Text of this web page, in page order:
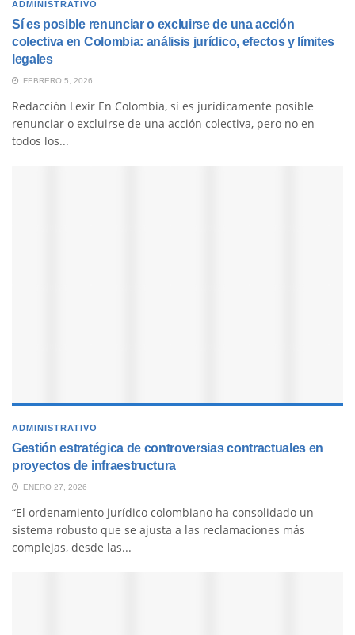
ADMINISTRATIVO
Sí es posible renunciar o excluirse de una acción
colectiva en Colombia: análisis jurídico, efectos y límites
legales
FEBRERO 5, 2026
Redacción Lexir En Colombia, sí es jurídicamente posible
renunciar o excluirse de una acción colectiva, pero no en
todos los...
ADMINISTRATIVO
Gestión estratégica de controversias contractuales en
proyectos de infraestructura
ENERO 27, 2026
“El ordenamiento jurídico colombiano ha consolidado un
sistema robusto que se ajusta a las reclamaciones más
complejas, desde las...